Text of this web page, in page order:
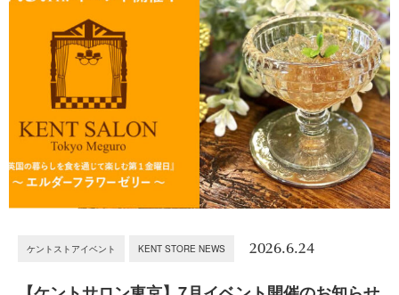
ケントストアイベント KENT STORE NEWS 2026.6.24